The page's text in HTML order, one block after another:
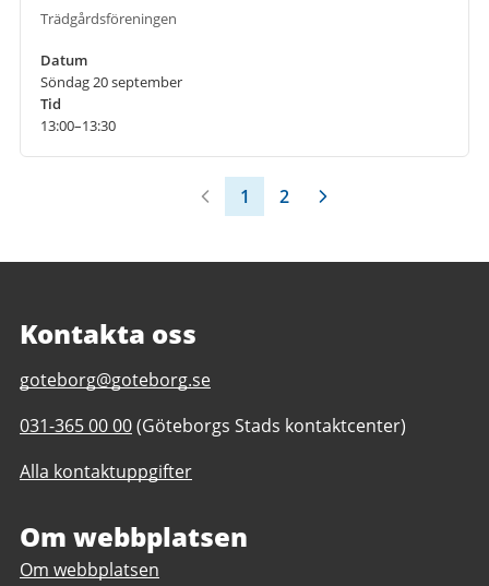
Trädgårdsföreningen
Datum
Söndag 20 september
Tid
13:00–13:30
1 2
Kontakta oss
E-
till
Trädgårdsföreningen
goteborg@goteborg.se
Telefonnummer
Trädgårdsföreningen
031-365 00 00(Göteborgs Stads kontaktcenter)
Alla kontaktuppgifter
Om webbplatsen
Om webbplatsen